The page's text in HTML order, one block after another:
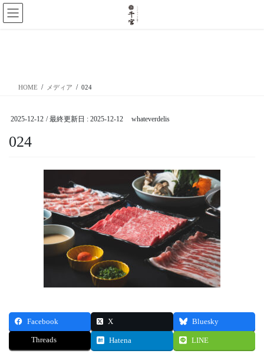
コ
ン
ナ
ビ
HOME メディア 024
2025-12-12 / 最終更新日 : 2025-12-12 whateverdelis
024
Facebook X Bluesky
Threads Hatena LINE